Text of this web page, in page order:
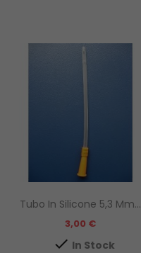
Tubo In Silicone 5,3 Mm...
Prezzo
3,00 €
 In Stock